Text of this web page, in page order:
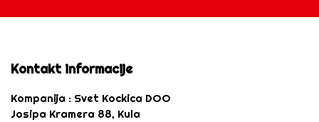
Kontakt informacije
Kompanija : Svet Kockica DOO
Josipa Kramera 88, Kula